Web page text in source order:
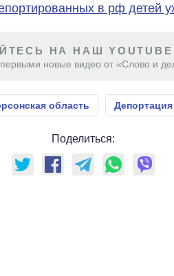
в рф детей
НА НАШ
новые видео от «Слово и
область Депортация
Поделиться: